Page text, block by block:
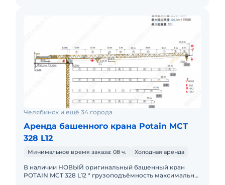
Челябинск и ещё 34 города
Аренда башенного крана Potain MCТ
328 L12
Минимальное время заказа: 08 ч. Холодная аренда
В наличии НОВЫЙ оригинальный башенный кран
POTAIN MCТ 328 L12 * грузоподъёмность максимальная